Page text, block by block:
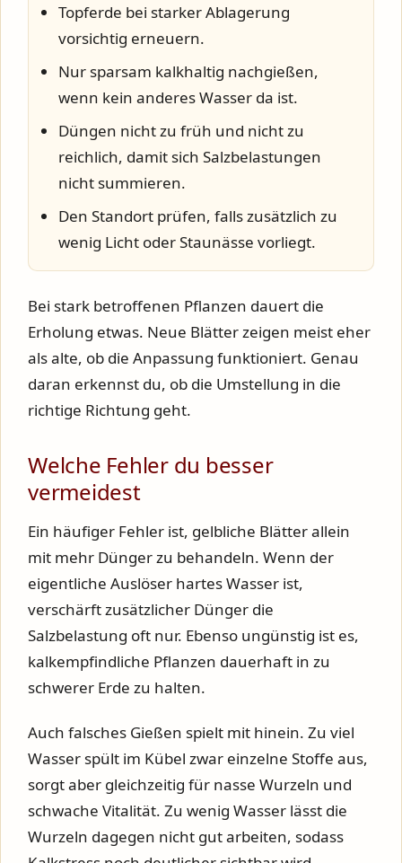
Topferde bei starker Ablagerung
vorsichtig erneuern.
Nur sparsam kalkhaltig nachgießen,
wenn kein anderes Wasser da ist.
Düngen nicht zu früh und nicht zu
reichlich, damit sich Salzbelastungen
nicht summieren.
Den Standort prüfen, falls zusätzlich zu
wenig Licht oder Staunässe vorliegt.
Bei stark betroffenen Pflanzen dauert die
Erholung etwas. Neue Blätter zeigen meist eher
als alte, ob die Anpassung funktioniert. Genau
daran erkennst du, ob die Umstellung in die
richtige Richtung geht.
Welche Fehler du besser
vermeidest
Ein häufiger Fehler ist, gelbliche Blätter allein
mit mehr Dünger zu behandeln. Wenn der
eigentliche Auslöser hartes Wasser ist,
verschärft zusätzlicher Dünger die
Salzbelastung oft nur. Ebenso ungünstig ist es,
kalkempfindliche Pflanzen dauerhaft in zu
schwerer Erde zu halten.
Auch falsches Gießen spielt mit hinein. Zu viel
Wasser spült im Kübel zwar einzelne Stoffe aus,
sorgt aber gleichzeitig für nasse Wurzeln und
schwache Vitalität. Zu wenig Wasser lässt die
Wurzeln dagegen nicht gut arbeiten, sodass